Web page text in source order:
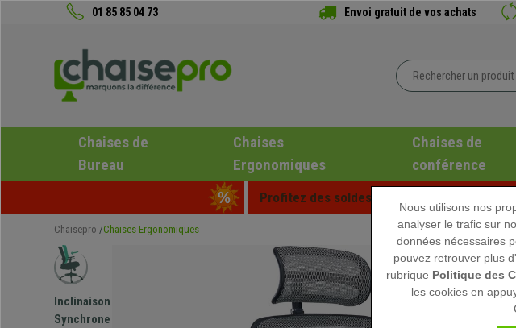
01 85 85 04 73 Envoi gratuit de vos achats
Chaises de
Bureau
Chaises
Ergonomiques
Chaises de
conférence
Profitez des soldes d'été chez Chaisepro !
Chaisepro Chaises Ergonomiques
Inclinaison
Synchrone
Nous utilisons nos
analyser le trafic sur
données nécessaires
pouvez retrouver plus
rubrique Politique des
les cookies en